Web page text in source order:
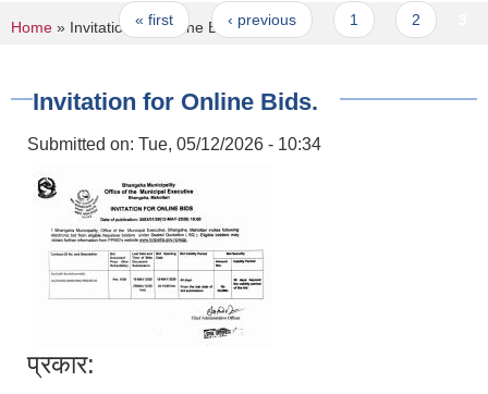
Pages
« first ‹ previous
You are here
Home » Invitation for Online Bids.
Invitation for Online Bids.
Submitted on: Tue, 05/12/2026 - 10:34
प्रकार: